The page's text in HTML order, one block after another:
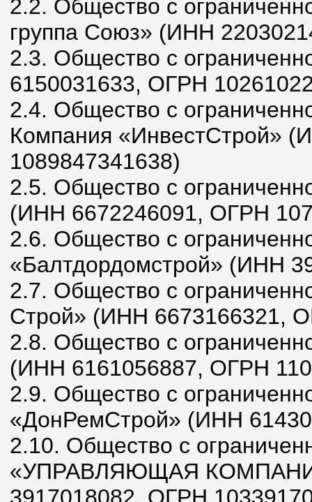
2.2. Общество с
группа Союз» (ИНН
2.3. Общество с
6150031633, ОГРН
2.4. Общество с
Компания «ИнвестСтрой»
1089847341638)
2.5. Общество с
(ИНН 6672246091, ОГРН
2.6. Общество с
«Балтдордомстрой» (ИНН
2.7. Общество с
Строй» (ИНН 6673166321,
2.8. Общество с
(ИНН 6161056887, ОГРН
2.9. Общество с
«ДонРемСтрой» (ИНН
2.10. Общество с
«УПРАВЛЯЮЩАЯ